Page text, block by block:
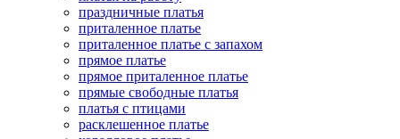
праздничные платья
приталенное платье
приталенное платье с запахом
прямое платье
прямое приталенное платье
прямые свободные платья
платья с птицами
расклешенное платье